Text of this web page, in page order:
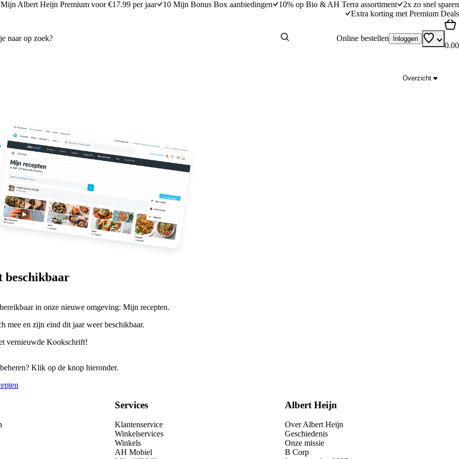
Mijn Albert Heijn Premium voor €17.99 per jaar 10 Mijn Bonus Box aanbiedingen 10% op Bio & AH Terra assortiment
2x zo snel sparen
Extra korting met Premium Deals
Online bestellen Inloggen
0.00
Overzicht
beschikbaar
in onze nieuwe omgeving: Mijn recepten.
mee en zijn eind dit jaar weer beschikbaar.
vernieuwde Kookschrift!
Klik op de knop hieronder.
Services
Klantenservice
Winkelservices
Winkels
AH Mobiel
Albert Heijn
Over Albert Heijn
Geschiedenis
Onze missie
B Corp